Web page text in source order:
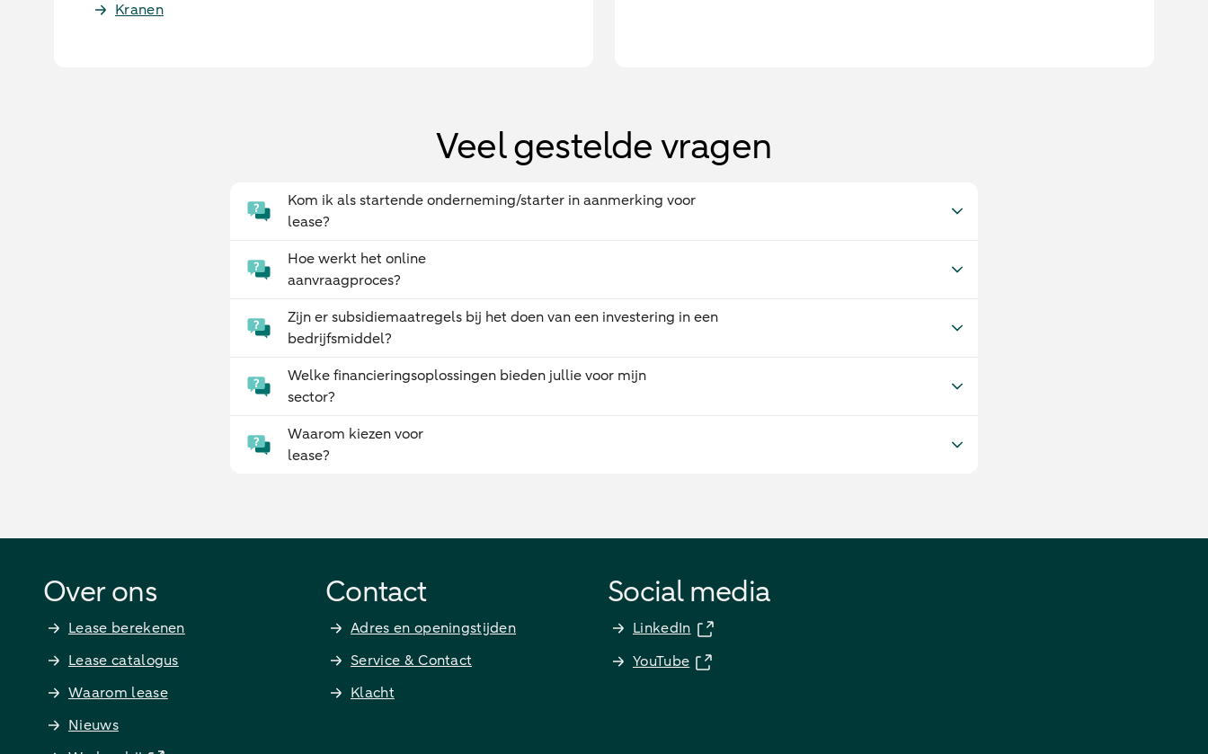
Kranen
Veel gestelde vragen
Kom ik als startende onderneming/starter in aanmerking voor
lease?
Hoe werkt het online
aanvraagproces?
Zijn er subsidiemaatregels bij het doen van een investering in een
bedrijfsmiddel?
Welke financieringsoplossingen bieden jullie voor mijn
sector?
Waarom kiezen voor
lease?
Over ons
Lease berekenen
Lease catalogus
Waarom lease
Nieuws
Contact
Adres en openingstijden
Service & Contact
Klacht
Social media
LinkedIn
YouTube